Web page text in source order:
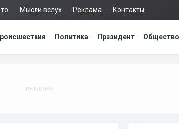
Мысли вслух Реклама Контакты
Политика Президент Общество